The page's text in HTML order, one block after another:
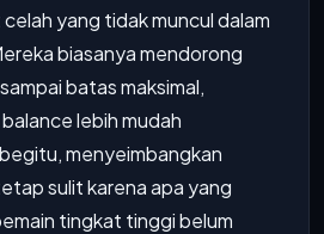
yang tidak muncul dalam
biasanya mendorong
batas maksimal,
lebih mudah
menyeimbangkan
sulit karena apa yang
tingkat tinggi belum